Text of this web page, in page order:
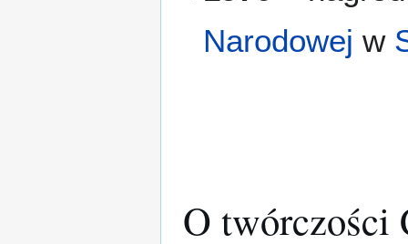
Narodowej w
O twórczości